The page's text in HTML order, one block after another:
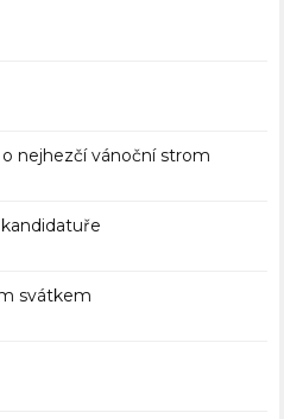
nejhezčí vánoční strom
svátkem